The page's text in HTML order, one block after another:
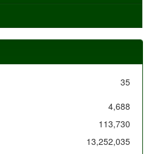
35
4,688
113,730
13,252,035